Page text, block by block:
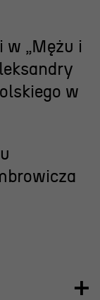
w „Mężu i
w